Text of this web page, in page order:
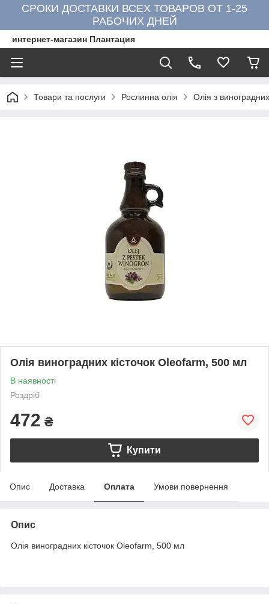
СРОКИ ДОСТАВКИ ВСЕХ ТОВАРОВ ОТ 1-25
РАБОЧИХ ДНЕЙ
интернет-магазин Плантация
Товари та послуги Рослинна олія Олія з виноградних
Олія виноградних кісточок Oleofarm, 500 мл
В наявності
Роздріб
472 ₴
Купити
Опис Доставка Оплата Умови повернення
Опис
Олія виноградних кісточок Oleofarm, 500 мл